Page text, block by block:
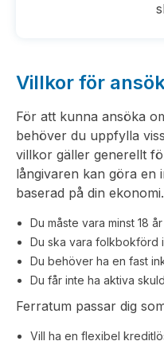
Villkor för
För att kunna ansöka
behöver du uppfylla
villkor gäller generellt
långivaren kan göra en
baserad på din ekonomi.
Du måste vara minst 18
Du ska vara folkbokförd
Du behöver ha en fast
Du får inte ha aktiva
Ferratum passar dig
Vill ha en flexibel